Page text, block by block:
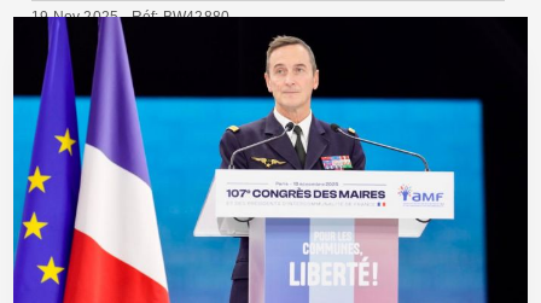
19 Nov 2025 - Réf: BW42880